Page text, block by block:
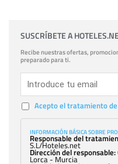
SUSCRÍBETE A
Recibe nuestras ofertas,
preparado para ti.
Acepto el tratamiento
INFORMACIÓN BÁSICA SOBRE
Responsable del
S.L/Hoteles.net
Dirección del responsable:
Lorca - Murcia